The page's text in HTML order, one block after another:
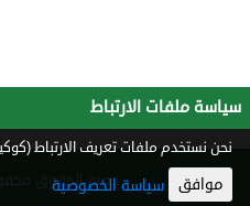
جميع الحقوق محفوظة
سياسة ملفات الارتباط
نحن نستخدم ملفات تعريف الارتباط
موافق سياسة الخصوصية